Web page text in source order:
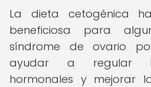
La dieta cetogénica
beneficiosa para
síndrome de ovario
ayudar a regular
hormonales y mejorar